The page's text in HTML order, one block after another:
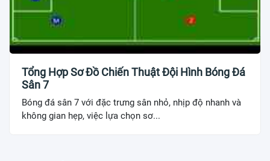
Tổng Hợp Sơ Đồ Chiến Thuật Đội Hình Bóng Đá
Sân 7
Bóng đá sân 7 với đặc trưng sân nhỏ, nhịp độ nhanh và
không gian hẹp, việc lựa chọn sơ...